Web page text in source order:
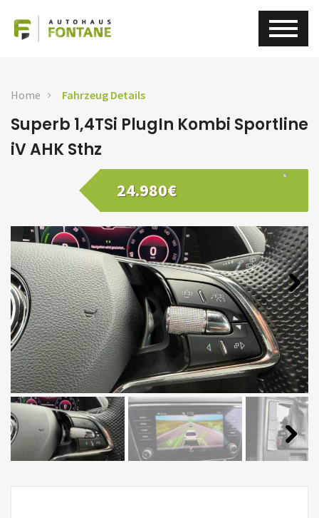
Home Fahrzeug Details
Superb 1,4TSi PlugIn Kombi Sportline
iV AHK Sthz
24.980€